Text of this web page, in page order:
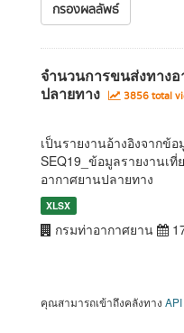
กรองผลลัพธ์
จำนวนการขนส่งทาง
ปลายทาง
3856 total
เป็นรายงานอ้างอิงจากข้
SEQ19_ข้อมูลรายงานเ
อากาศยานปลายทาง
XLSX
กรมท่าอากาศยาน
คุณสามารถเข้าถึงคลังทาง API